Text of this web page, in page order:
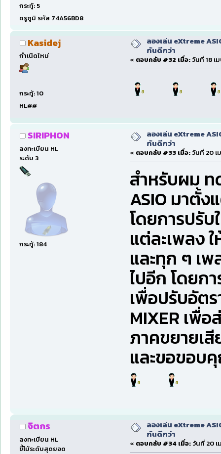
กระทู้: 5
ครูภูมิ รหัส 74A56BD8
Kasidej
กำเนิดใหม่
กระทู้: 10
HL##
ลองเล่น eXtreme
กันดีกว่า
« ตอบกลับ #32 เมื่อ: วันที่ 18 เ
SIRIPHON
ลงทะเบียน HL
ระดับ 3
กระทู้: 184
ลองเล่น eXtreme
กันดีกว่า
« ตอบกลับ #33 เมื่อ: วันที่ 20 เ
สำหรับผม ท
ASIO มาตั้ง
โดยการปรั
แต่ละเพลง
และทุก ๆ เพ
ไปอีก โดยก
เพื่อปรับอัต
MIXER เพื่
ภาคขยายเ
และขอขอ
จิตกร
ลงทะเบียน HL
ขี้โม้ระดับสุดยอด
ลองเล่น eXtreme
กันดีกว่า
« ตอบกลับ #34 เมื่อ: วันที่ 20 เ